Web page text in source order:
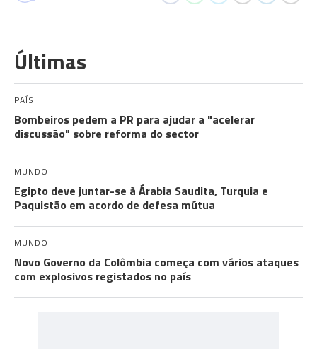
Últimas
PAÍS
Bombeiros pedem a PR para ajudar a "acelerar
discussão" sobre reforma do sector
MUNDO
Egipto deve juntar-se à Árabia Saudita, Turquia e
Paquistão em acordo de defesa mútua
MUNDO
Novo Governo da Colômbia começa com vários ataques
com explosivos registados no país